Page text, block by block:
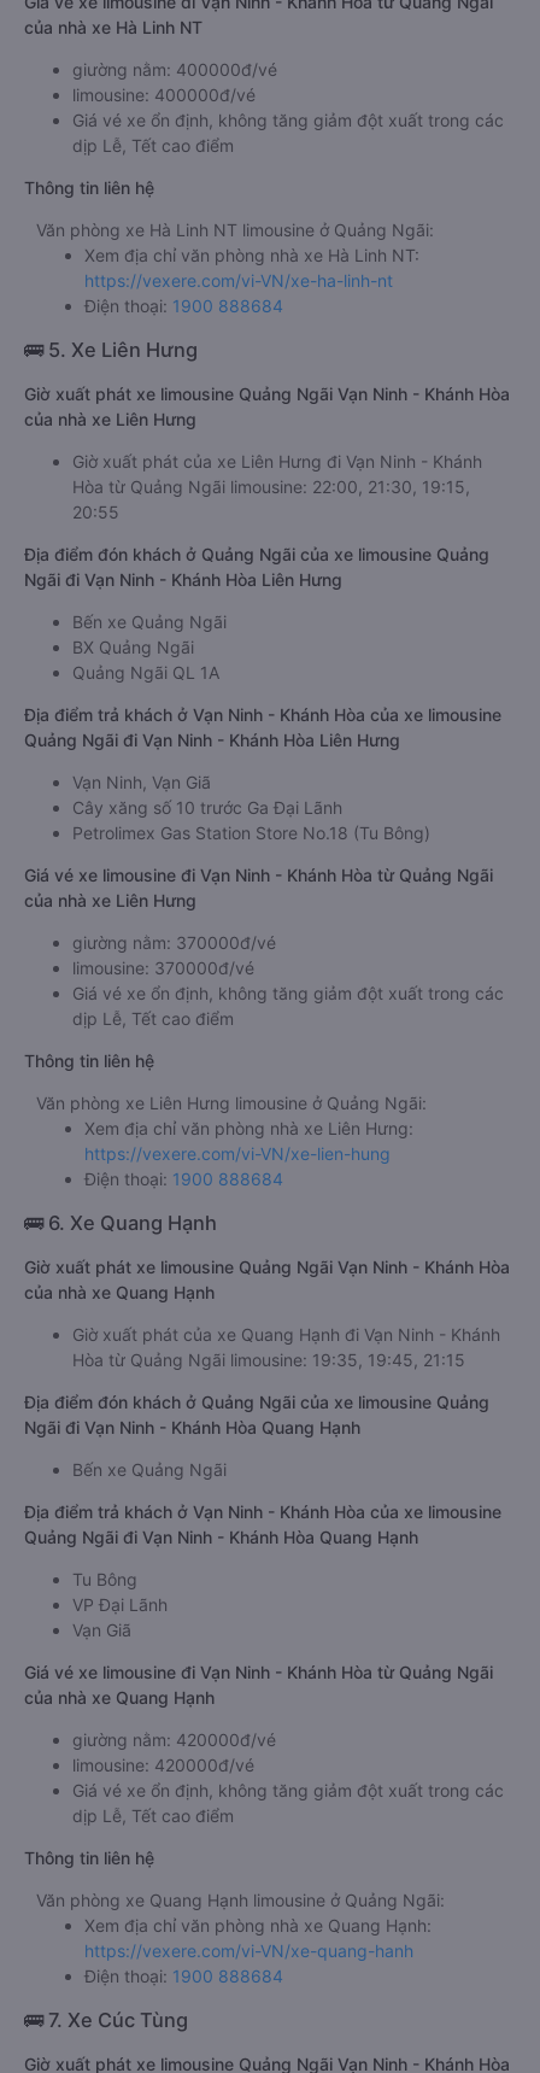
của nhà xe Hà Linh NT
giường nằm: 400000đ/vé
limousine: 400000đ/vé
Giá vé xe ổn định, không tăng giảm đột xuất trong các
dịp Lễ, Tết cao điểm
Thông tin liên hệ
Văn phòng xe Hà Linh NT limousine ở Quảng Ngãi:
Xem địa chỉ văn phòng nhà xe Hà Linh NT:
https://vexere.com/vi-VN/xe-ha-linh-nt
Điện thoại: 1900 888684
🚌 5. Xe Liên Hưng
Giờ xuất phát xe limousine Quảng Ngãi Vạn Ninh - Khánh Hòa
của nhà xe Liên Hưng
Giờ xuất phát của xe Liên Hưng đi Vạn Ninh - Khánh
Hòa từ Quảng Ngãi limousine: 22:00, 21:30, 19:15,
20:55
Địa điểm đón khách ở Quảng Ngãi của xe limousine Quảng
Ngãi đi Vạn Ninh - Khánh Hòa Liên Hưng
Bến xe Quảng Ngãi
BX Quảng Ngãi
Quảng Ngãi QL 1A
Địa điểm trả khách ở Vạn Ninh - Khánh Hòa của xe limousine
Quảng Ngãi đi Vạn Ninh - Khánh Hòa Liên Hưng
Vạn Ninh, Vạn Giã
Cây xăng số 10 trước Ga Đại Lãnh
Petrolimex Gas Station Store No.18 (Tu Bông)
Giá vé xe limousine đi Vạn Ninh - Khánh Hòa từ Quảng Ngãi
của nhà xe Liên Hưng
giường nằm: 370000đ/vé
limousine: 370000đ/vé
Giá vé xe ổn định, không tăng giảm đột xuất trong các
dịp Lễ, Tết cao điểm
Thông tin liên hệ
Văn phòng xe Liên Hưng limousine ở Quảng Ngãi:
Xem địa chỉ văn phòng nhà xe Liên Hưng:
https://vexere.com/vi-VN/xe-lien-hung
Điện thoại: 1900 888684
🚌 6. Xe Quang Hạnh
Giờ xuất phát xe limousine Quảng Ngãi Vạn Ninh - Khánh Hòa
của nhà xe Quang Hạnh
Giờ xuất phát của xe Quang Hạnh đi Vạn Ninh - Khánh
Hòa từ Quảng Ngãi limousine: 19:35, 19:45, 21:15
Địa điểm đón khách ở Quảng Ngãi của xe limousine Quảng
Ngãi đi Vạn Ninh - Khánh Hòa Quang Hạnh
Bến xe Quảng Ngãi
Địa điểm trả khách ở Vạn Ninh - Khánh Hòa của xe limousine
Quảng Ngãi đi Vạn Ninh - Khánh Hòa Quang Hạnh
Tu Bông
VP Đại Lãnh
Vạn Giã
Giá vé xe limousine đi Vạn Ninh - Khánh Hòa từ Quảng Ngãi
của nhà xe Quang Hạnh
giường nằm: 420000đ/vé
limousine: 420000đ/vé
Giá vé xe ổn định, không tăng giảm đột xuất trong các
dịp Lễ, Tết cao điểm
Thông tin liên hệ
Văn phòng xe Quang Hạnh limousine ở Quảng Ngãi:
Xem địa chỉ văn phòng nhà xe Quang Hạnh:
https://vexere.com/vi-VN/xe-quang-hanh
Điện thoại: 1900 888684
🚌 7. Xe Cúc Tùng
Giờ xuất phát xe limousine Quảng Ngãi Vạn Ninh - Khánh Hòa